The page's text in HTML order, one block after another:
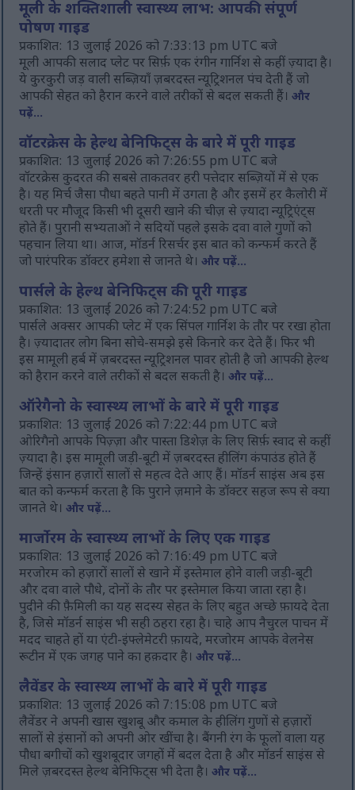
मूली के शक्तिशाली स्वास्थ्य लाभ: आपकी संपूर्ण
पोषण गाइड
प्रकाशित: 13 जुलाई 2026 को 7:33:13 pm UTC बजे
मूली आपकी सलाद प्लेट पर सिर्फ़ एक रंगीन गार्निश से कहीं ज़्यादा है।
ये कुरकुरी जड़ वाली सब्ज़ियाँ ज़बरदस्त न्यूट्रिशनल पंच देती हैं जो
आपकी सेहत को हैरान करने वाले तरीकों से बदल सकती हैं।और
पढ़ें...
वॉटरक्रेस के हेल्थ बेनिफिट्स के बारे में पूरी गाइड
प्रकाशित: 13 जुलाई 2026 को 7:26:55 pm UTC बजे
वॉटरक्रेस कुदरत की सबसे ताकतवर हरी पत्तेदार सब्ज़ियों में से एक
है। यह मिर्च जैसा पौधा बहते पानी में उगता है और इसमें हर कैलोरी में
धरती पर मौजूद किसी भी दूसरी खाने की चीज़ से ज़्यादा न्यूट्रिएंट्स
होते हैं। पुरानी सभ्यताओं ने सदियों पहले इसके दवा वाले गुणों को
पहचान लिया था। आज, मॉडर्न रिसर्चर इस बात को कन्फर्म करते हैं
जो पारंपरिक डॉक्टर हमेशा से जानते थे।और पढ़ें...
पार्सले के हेल्थ बेनिफिट्स की पूरी गाइड
प्रकाशित: 13 जुलाई 2026 को 7:24:52 pm UTC बजे
पार्सले अक्सर आपकी प्लेट में एक सिंपल गार्निश के तौर पर रखा होता
है। ज़्यादातर लोग बिना सोचे-समझे इसे किनारे कर देते हैं। फिर भी
इस मामूली हर्ब में ज़बरदस्त न्यूट्रिशनल पावर होती है जो आपकी हेल्थ
को हैरान करने वाले तरीकों से बदल सकती है।और पढ़ें...
ऑरेगैनो के स्वास्थ्य लाभों के बारे में पूरी गाइड
प्रकाशित: 13 जुलाई 2026 को 7:22:44 pm UTC बजे
ओरिगैनो आपके पिज़्ज़ा और पास्ता डिशेज़ के लिए सिर्फ़ स्वाद से कहीं
ज़्यादा है। इस मामूली जड़ी-बूटी में ज़बरदस्त हीलिंग कंपाउंड होते हैं
जिन्हें इंसान हज़ारों सालों से महत्व देते आए हैं। मॉडर्न साइंस अब इस
बात को कन्फर्म करता है कि पुराने ज़माने के डॉक्टर सहज रूप से क्या
जानते थे।और पढ़ें...
मार्जोरम के स्वास्थ्य लाभों के लिए एक गाइड
प्रकाशित: 13 जुलाई 2026 को 7:16:49 pm UTC बजे
मरजोरम को हज़ारों सालों से खाने में इस्तेमाल होने वाली जड़ी-बूटी
और दवा वाले पौधे, दोनों के तौर पर इस्तेमाल किया जाता रहा है।
पुदीने की फ़ैमिली का यह सदस्य सेहत के लिए बहुत अच्छे फ़ायदे देता
है, जिसे मॉडर्न साइंस भी सही ठहरा रहा है। चाहे आप नैचुरल पाचन में
मदद चाहते हों या एंटी-इंफ्लेमेटरी फ़ायदे, मरजोरम आपके वेलनेस
रूटीन में एक जगह पाने का हक़दार है।और पढ़ें...
लैवेंडर के स्वास्थ्य लाभों के बारे में पूरी गाइड
प्रकाशित: 13 जुलाई 2026 को 7:15:08 pm UTC बजे
लैवेंडर ने अपनी खास खुशबू और कमाल के हीलिंग गुणों से हज़ारों
सालों से इंसानों को अपनी ओर खींचा है। बैंगनी रंग के फूलों वाला यह
पौधा बगीचों को खुशबूदार जगहों में बदल देता है और मॉडर्न साइंस से
मिले ज़बरदस्त हेल्थ बेनिफिट्स भी देता है।और पढ़ें...